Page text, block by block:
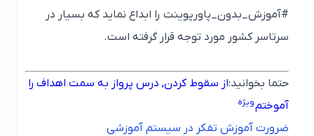
#آموزش_بدون_پاورپوینت را ابداع نماید که بسیار در
سرتاسر کشور مورد توجه قرار گرفته است.
حتما بخوانید:از سقوط کردن, درس پرواز به سمت اهداف را
آموختمویژه
ضرورت آموزش تفکر در سیستم آموزشی